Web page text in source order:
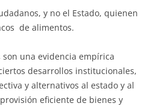
y no el Estado, quienen
de alimentos.
son una evidencia empírica
desarrollos institucionales,
y alternativos al estado y al
eficiente de bienes y